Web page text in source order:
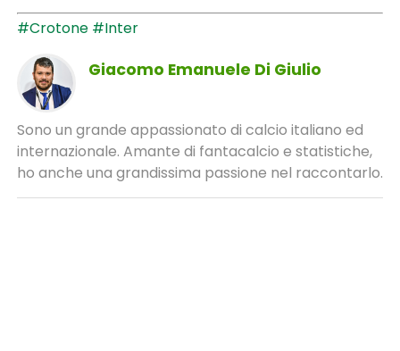
#Crotone #Inter
Giacomo Emanuele Di Giulio
Sono un grande appassionato di calcio italiano ed
internazionale. Amante di fantacalcio e statistiche,
ho anche una grandissima passione nel raccontarlo.